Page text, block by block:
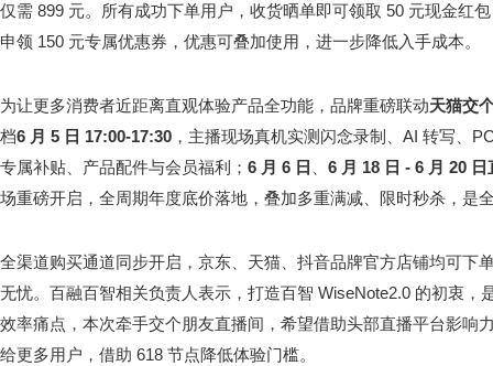
仅需 899 元。所有成功下单用户，收货晒单即可领取 50 元现金红
申领 150 元专属优惠券，优惠可叠加使用，进一步降低入手成本。
为让更多消费者近距离直观体验产品全功能，品牌重磅联动天猫交
档6 月 5 日 17:00-17:30 ，主播现场真机实测闪念录制、AI 转写、
专属补贴、产品配件与会员福利； 6 月 6 日 6 月 18 日 - 6 月 20
场重磅开启，全周期年度底价落地，叠加多重满减、限时秒杀，是
全渠道购买通道同步开启，京东、天猫、抖音品牌官方店铺均可下
无忧。百融百智相关负责人表示，打造百智 WiseNote2.0 的初衷，
效率痛点，本次牵手交个朋友直播间，希望借助头部直播平台影响
给更多用户，借助 618 节点降低体验门槛。